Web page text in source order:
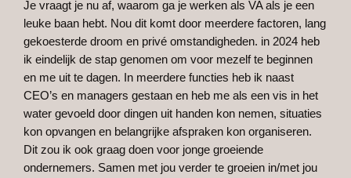
Je vraagt je nu af, waarom ga je werken als VA als je een
leuke baan hebt. Nou dit komt door meerdere factoren, lang
gekoesterde droom en privé omstandigheden. in 2024 heb
ik eindelijk de stap genomen om voor mezelf te beginnen
en me uit te dagen. In meerdere functies heb ik naast
CEO’s en managers gestaan en heb me als een vis in het
water gevoeld door dingen uit handen kon nemen, situaties
kon opvangen en belangrijke afspraken kon organiseren.
Dit zou ik ook graag doen voor jonge groeiende
ondernemers. Samen met jou verder te groeien in/met jou